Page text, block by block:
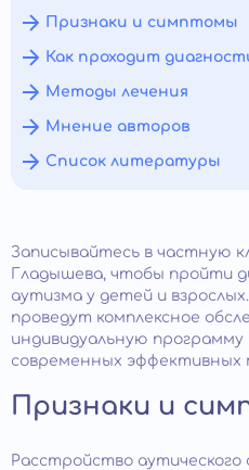
Признаки и симптомы
Как проходит
Методы лечения
Мнение авторов
Список литературы
Записывайтесь в частную
Гладышева, чтобы пройти
аутизма у детей и
проведут комплексное
индивидуальную
современных эффективных
Признаки и
Расстройство аутического